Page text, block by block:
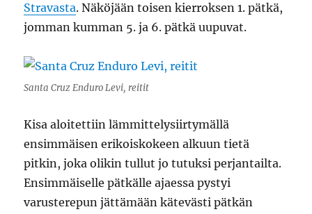
Stravasta. Näköjään toisen kierroksen 1. pätkä,
jomman kumman 5. ja 6. pätkä uupuvat.
Santa Cruz Enduro Levi, reitit
Kisa aloitettiin lämmittelysiirtymällä
ensimmäisen erikoiskokeen alkuun tietä
pitkin, joka olikin tullut jo tutuksi perjantailta.
Ensimmäiselle pätkälle ajaessa pystyi
varusterepun jättämään kätevästi pätkän